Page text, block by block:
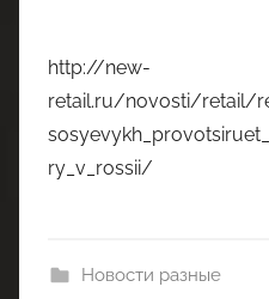
http://new-
retail.ru/novosti/retail/
ry_v_rossii/
Новости разные